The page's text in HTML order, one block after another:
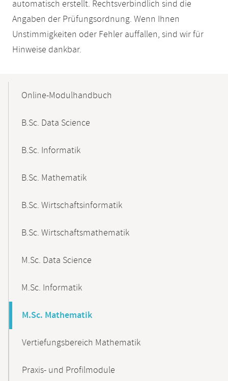
automatisch erstellt. Rechtsverbindlich sind die
Angaben der Prüfungsordnung. Wenn Ihnen
Unstimmigkeiten oder Fehler auffallen, sind wir für
Hinweise dankbar.
NavigationOnline-Modulhandbuch
B.Sc. Data Science
B.Sc. Informatik
B.Sc. Mathematik
B.Sc. Wirtschaftsinformatik
B.Sc. Wirtschaftsmathematik
M.Sc. Data Science
M.Sc. Informatik
M.Sc. Mathematik
Vertiefungsbereich Mathematik
Praxis- und Profilmodule